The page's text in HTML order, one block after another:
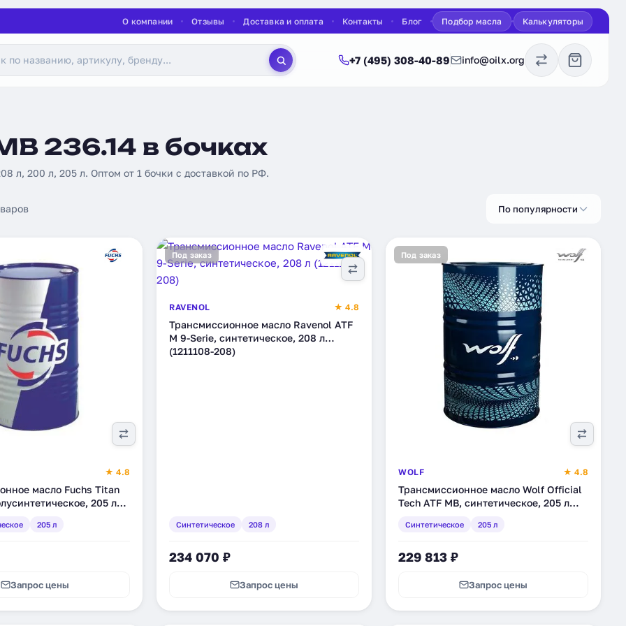
О компании Отзывы Доставка и оплата Контакты Блог Подбор масла Калькуляторы
+7 (495) 308-40-89 info@oilx.org
236.14 в бочках
л, 200 л, 205 л. Оптом от 1 бочки с доставкой по РФ.
По популярности
★ 4.8
масло Fuchs Titan
205 л
205 л
Запрос цены
Под заказ
RAVENOL ★ 4.8
Трансмиссионное масло Ravenol ATF
M 9-Serie, синтетическое, 208 л
(1211108-208)
Синтетическое 208 л
234 070 ₽
Запрос цены
Под заказ
WOLF ★ 4.8
Трансмиссионное масло Wolf Official
Tech ATF MB, синтетическое, 205 л
Синтетическое 205 л
229 813 ₽
Запрос цены